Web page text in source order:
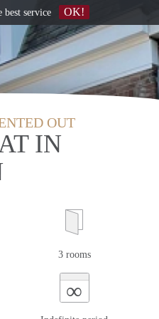
OUT
IN
3 rooms
∞
service OK!